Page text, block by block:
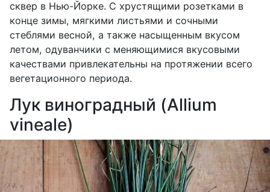
сквер в Нью-Йорке. С хрустящими розетками в
конце зимы, мягкими листьями и сочными
стеблями весной, а также насыщенным вкусом
летом, одуванчики с меняющимися вкусовыми
качествами привлекательны на протяжении всего
вегетационного периода.
Лук виноградный (Allium
vineale)